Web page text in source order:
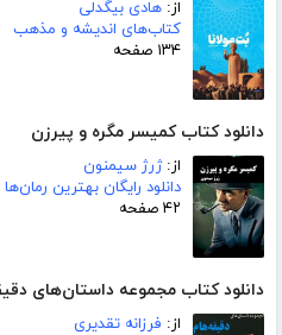
از: هادی بیگدلی
کتاب‌های اندیشه و مذهب
۱۳۴ صفحه
دانلود کتاب کمیسر مگره و پیرزن
از:ژرژ سیمنون
دانلود رایگان بهترین رمان‌ها
۴۲ صفحه
دانلود کتاب مجموعه داستان‌های
از: فرزانه تقدیری